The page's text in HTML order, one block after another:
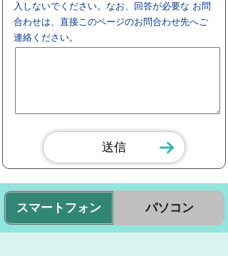
入しないでください。なお、回答が必要な お問
合わせは、直接このページのお問合わせ先へご
連絡ください。
スマートフォン パソコン